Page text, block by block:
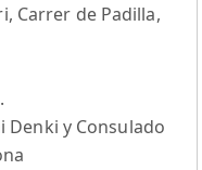
Carrer de Padilla,
Denki y Consulado